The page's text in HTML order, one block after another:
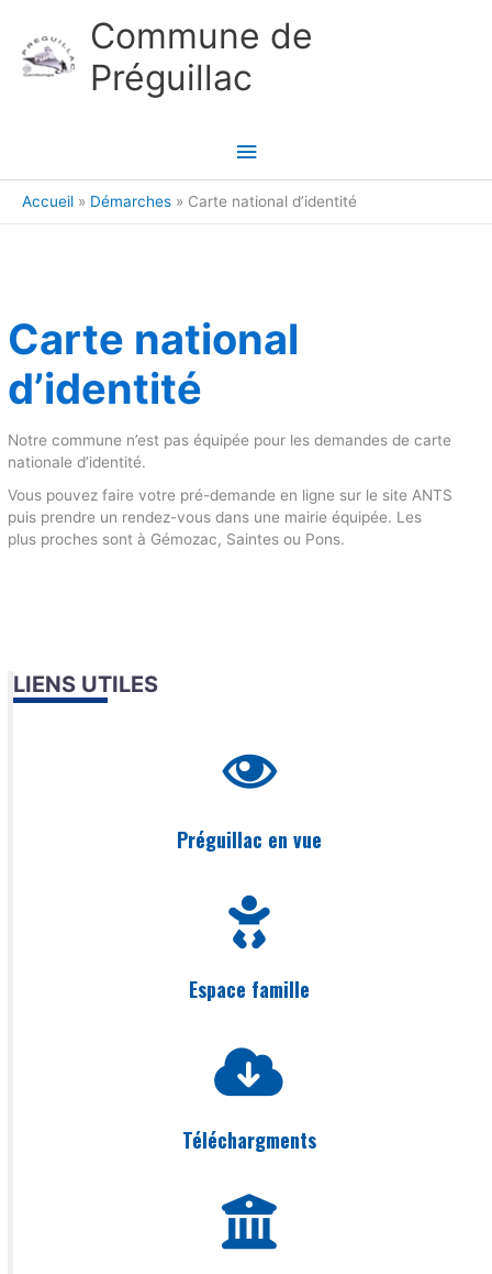
Commune de
Préguillac
Menu
principal
Accueil Démarches Carte national d’identité
Carte national
d’identité
Notre commune n’est pas équipée pour les demandes de carte
nationale d’identité.
Vous pouvez faire votre pré-demande en ligne sur le site ANTS
puis prendre un rendez-vous dans une mairie équipée. Les
plus proches sont à Gémozac, Saintes ou Pons.
LIENS UTILES
Préguillac en vue
Espace famille
Téléchargments